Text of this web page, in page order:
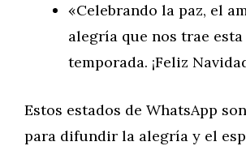
«Celebrando la paz, el
alegría que nos trae
temporada. ¡Feliz
Estos estados de WhatsApp
para difundir la alegría y el